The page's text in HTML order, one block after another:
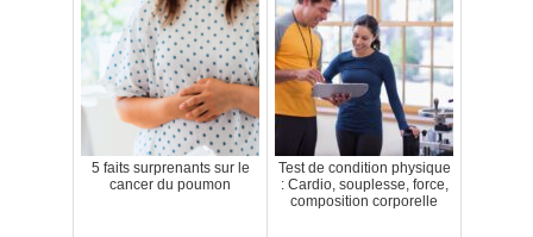
5 faits surprenants sur le
cancer du poumon
Test de condition physique
: Cardio, souplesse, force,
composition corporelle